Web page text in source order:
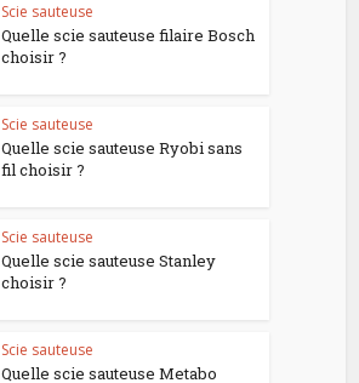
Scie sauteuse
Quelle scie sauteuse filaire Bosch
choisir ?
Scie sauteuse
Quelle scie sauteuse Ryobi sans
fil choisir ?
Scie sauteuse
Quelle scie sauteuse Stanley
choisir ?
Scie sauteuse
Quelle scie sauteuse Metabo